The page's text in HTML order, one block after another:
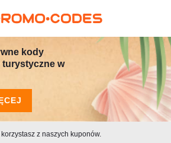
kody
w
z naszych kuponów.